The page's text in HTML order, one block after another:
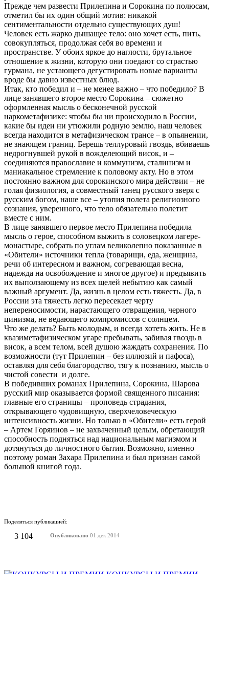
Прежде чем развести Прилепина и Сорокина по полюсам,
отметил бы их один общий мотив: никакой
сентиментальности отдельно существующих душ!
Человек есть жарко дышащее тело: оно хочет есть, пить,
совокупляться, продолжая себя во времени и
пространстве. У обоих яркое до наглости, брутальное
отношение к жизни, которую они поедают со страстью
гурмана, не устающего дегустировать новые варианты
вроде бы давно известных блюд.
Итак, кто победил и – не менее важно – что победило? В
лице занявшего второе место Сорокина – сюжетно
оформленная мысль о бесконечной русской
наркометафизике: чтобы бы ни происходило в России,
какие бы идеи ни утюжили родную землю, наш человек
всегда находится в метафизическом трансе – в опьянении,
не знающем границ. Берешь теллуровый гвоздь, вбиваешь
недрогнувшей рукой в вожделеющий висок, и –
соединяются православие и коммунизм, сталинизм и
маниакальное стремление к половому акту. Но в этом
постоянно важном для сорокинского мира действии – не
голая физиология, а совместный танец русского зверя с
русским богом, наше все – утопия полета религиозного
сознания, уверенного, что тело обязательно полетит
вместе с ним.
В лице занявшего первое место Прилепина победила
мысль о герое, способном выжить в соловецком лагере-
монастыре, собрать по углам великолепно показанные в
«Обители» источники тепла (товарищи, еда, женщина,
речи об интересном и важном, согревающая весна,
надежда на освобождение и многое другое) и предъявить
их выползающему из всех щелей небытию как самый
важный аргумент. Да, жизнь в целом есть тяжесть. Да, в
России эта тяжесть легко пересекает черту
непереносимости, нарастающего отвращения, черного
цинизма, не ведающего компромиссов с солнцем.
Что же делать? Быть молодым, и всегда хотеть жить. Не в
квазиметафизическом угаре пребывать, забивая гвоздь в
висок, а всем телом, всей душою жаждать сохранения. По
возможности (тут Прилепин – без иллюзий и пафоса),
оставляя для себя благородство, тягу к познанию, мысль о
чистой совести и долге.
В победивших романах Прилепина, Сорокина, Шарова
русский мир оказывается формой священного писания:
главные его страницы – проповедь страдания,
открывающего чудовищную, сверхчеловеческую
интенсивность жизни. Но только в «Обители» есть герой
– Артем Горяинов – не захваченный целым, обретающий
способность подняться над национальным магизмом и
дотянуться до личностного бытия. Возможно, именно
поэтому роман Захара Прилепина и был признан самой
большой книгой года.
Поделиться публикацией:
3 104 Опубликовано 01 дек 2014
КОНКУРСЫ И ПРЕМИИ